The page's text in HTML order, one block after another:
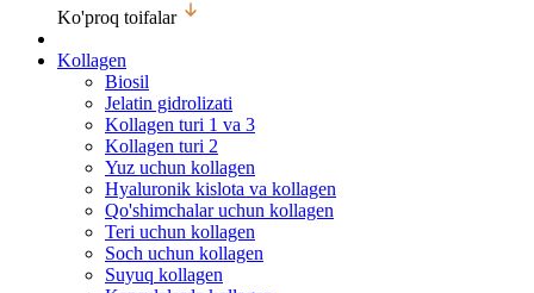
Ko'proq toifalar
Kollagen
Biosil
Jelatin gidrolizati
Kollagen turi 1 va 3
Kollagen turi 2
Yuz uchun kollagen
Hyaluronik kislota va kollagen
Qo'shimchalar uchun kollagen
Teri uchun kollagen
Soch uchun kollagen
Suyuq kollagen